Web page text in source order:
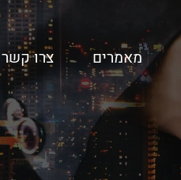
מאמרים צרו קשר